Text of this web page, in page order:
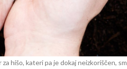
hišo, kateri pa je dokaj neizkoriščen,